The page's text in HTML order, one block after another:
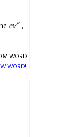
ev° ,
WORD
WORD!